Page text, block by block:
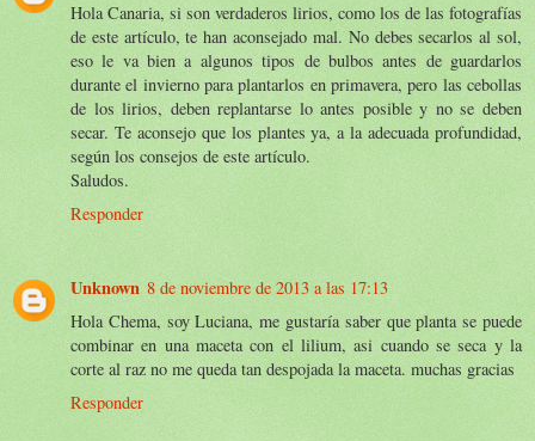
Hola Canaria, si son verdaderos lirios, como los de las fotografías
de este artículo, te han aconsejado mal. No debes secarlos al sol,
eso le va bien a algunos tipos de bulbos antes de guardarlos
durante el invierno para plantarlos en primavera, pero las cebollas
de los lirios, deben replantarse lo antes posible y no se deben
secar. Te aconsejo que los plantes ya, a la adecuada profundidad,
según los consejos de este artículo.
Saludos.
Responder
Unknown 8 de noviembre de 2013 a las 17:13
Hola Chema, soy Luciana, me gustaría saber que planta se puede
combinar en una maceta con el lilium, asi cuando se seca y la
corte al raz no me queda tan despojada la maceta. muchas gracias
Responder